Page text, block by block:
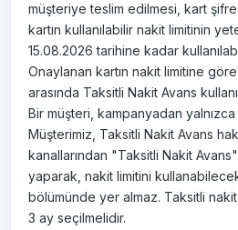
müşteriye teslim edilmesi, kart
kartın kullanılabilir nakit limitinin
15.08.2026 tarihine kadar
Onaylanan kartın nakit limitine
arasında Taksitli Nakit Avans
Bir müşteri, kampanyadan
Müşterimiz, Taksitli Nakit Avans
kanallarından "Taksitli Nakit
yaparak, nakit limitini
bölümünde yer almaz. Taksitli
3 ay seçilmelidir.